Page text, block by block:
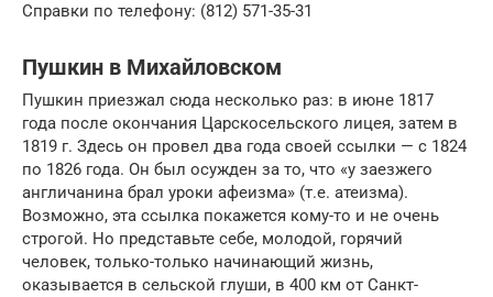
Справки по телефону: (812) 571-35-31
Пушкин в Михайловском
Пушкин приезжал сюда несколько раз: в июне 1817
года после окончания Царскосельского лицея, затем в
1819 г. Здесь он провел два года своей ссылки — с 1824
по 1826 года. Он был осужден за то, что «у заезжего
англичанина брал уроки афеизма» (т.е. атеизма).
Возможно, эта ссылка покажется кому-то и не очень
строгой. Но представьте себе, молодой, горячий
человек, только-только начинающий жизнь,
оказывается в сельской глуши, в 400 км от Санкт-